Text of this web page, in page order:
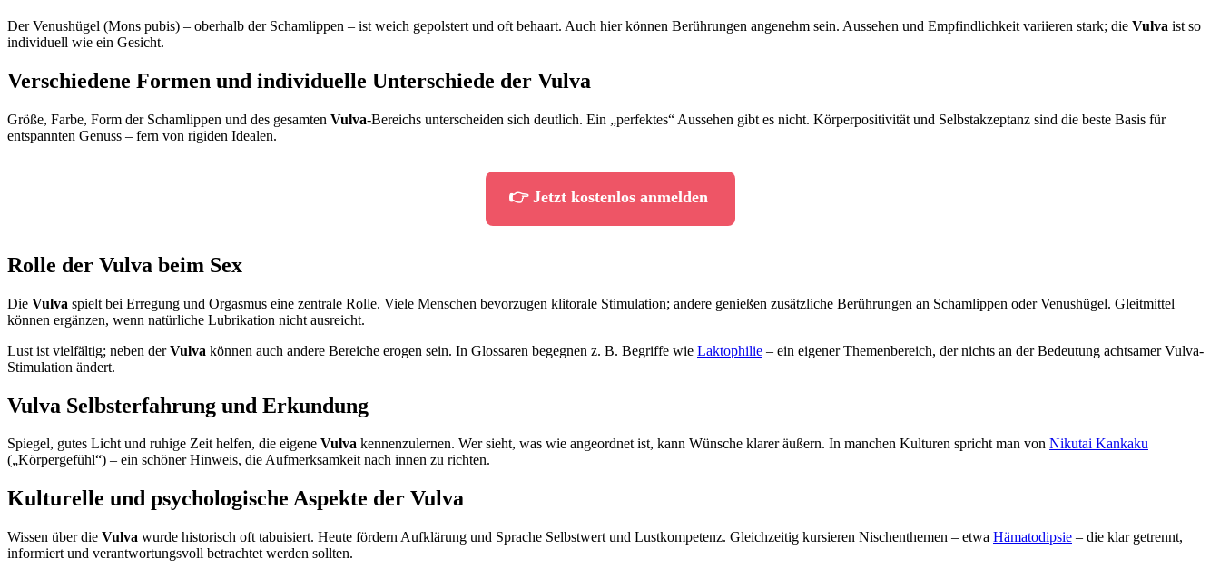
Der Venushügel (Mons pubis) – oberhalb der Schamlippen – ist weich gepolstert und oft behaart. Auch hier können Berührungen angenehm sein. Aussehen und Empfindlichkeit variieren stark; die Vulva ist so
individuell wie ein Gesicht.
Verschiedene Formen und individuelle Unterschiede der Vulva
Größe, Farbe, Form der Schamlippen und des gesamten Vulva-Bereichs unterscheiden sich deutlich. Ein „perfektes“ Aussehen gibt es nicht. Körperpositivität und Selbstakzeptanz sind die beste Basis für
entspannten Genuss – fern von rigiden Idealen.
👉 Jetzt kostenlos anmelden
Rolle der Vulva beim Sex
Die Vulva spielt bei Erregung und Orgasmus eine zentrale Rolle. Viele Menschen bevorzugen klitorale Stimulation; andere genießen zusätzliche Berührungen an Schamlippen oder Venushügel. Gleitmittel
können ergänzen, wenn natürliche Lubrikation nicht ausreicht.
Lust ist vielfältig; neben derVulva können auch andere Bereiche erogen sein. In Glossaren begegnen z. B. Begriffe wie Laktophilie – ein eigener Themenbereich, der nichts an der Bedeutung achtsamer Vulva-
Stimulation ändert.
Vulva Selbsterfahrung und Erkundung
Spiegel, gutes Licht und ruhige Zeit helfen, die eigene Vulva kennenzulernen. Wer sieht, was wie angeordnet ist, kann Wünsche klarer äußern. In manchen Kulturen spricht man von Nikutai Kankaku
(„Körpergefühl“) – ein schöner Hinweis, die Aufmerksamkeit nach innen zu richten.
Kulturelle und psychologische Aspekte der Vulva
Wissen über die Vulva wurde historisch oft tabuisiert. Heute fördern Aufklärung und Sprache Selbstwert und Lustkompetenz. Gleichzeitig kursieren Nischenthemen – etwa Hämatodipsie – die klar getrennt,
informiert und verantwortungsvoll betrachtet werden sollten.